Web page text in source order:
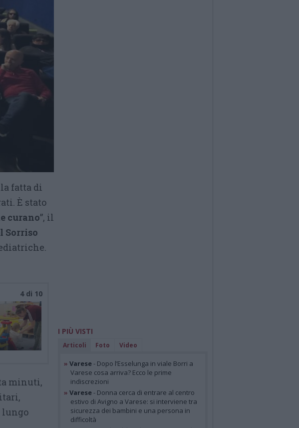
fatta di
È stato
curano”, il
Sorriso
4 di 10
minuti,
lungo
I PIÙ VISTI
Articoli Foto Video
» Varese- Dopo l’Esselunga in viale Borri a
Varese cosa arriva? Ecco le prime
indiscrezioni
» Varese- Donna cerca di entrare al centro
estivo di Avigno a Varese: si interviene tra
sicurezza dei bambini e una persona in
difficoltà